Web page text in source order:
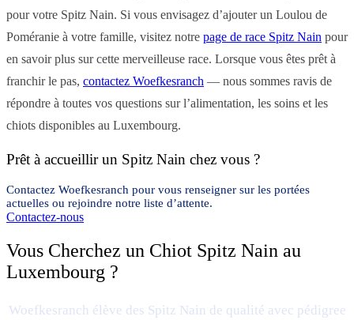
pour votre Spitz Nain. Si vous envisagez d’ajouter un Loulou de
Poméranie à votre famille, visitez notre page de race Spitz Nain pour
en savoir plus sur cette merveilleuse race. Lorsque vous êtes prêt à
franchir le pas, contactez Woefkesranch — nous sommes ravis de
répondre à toutes vos questions sur l’alimentation, les soins et les
chiots disponibles au Luxembourg.
Prêt à accueillir un Spitz Nain chez vous ?
Contactez Woefkesranch pour vous renseigner sur les portées
actuelles ou rejoindre notre liste d’attente.
Contactez-nous
Vous Cherchez un Chiot Spitz Nain au
Luxembourg ?
Woefkesranch élève des Spitz Nain de qualité avec pédigree